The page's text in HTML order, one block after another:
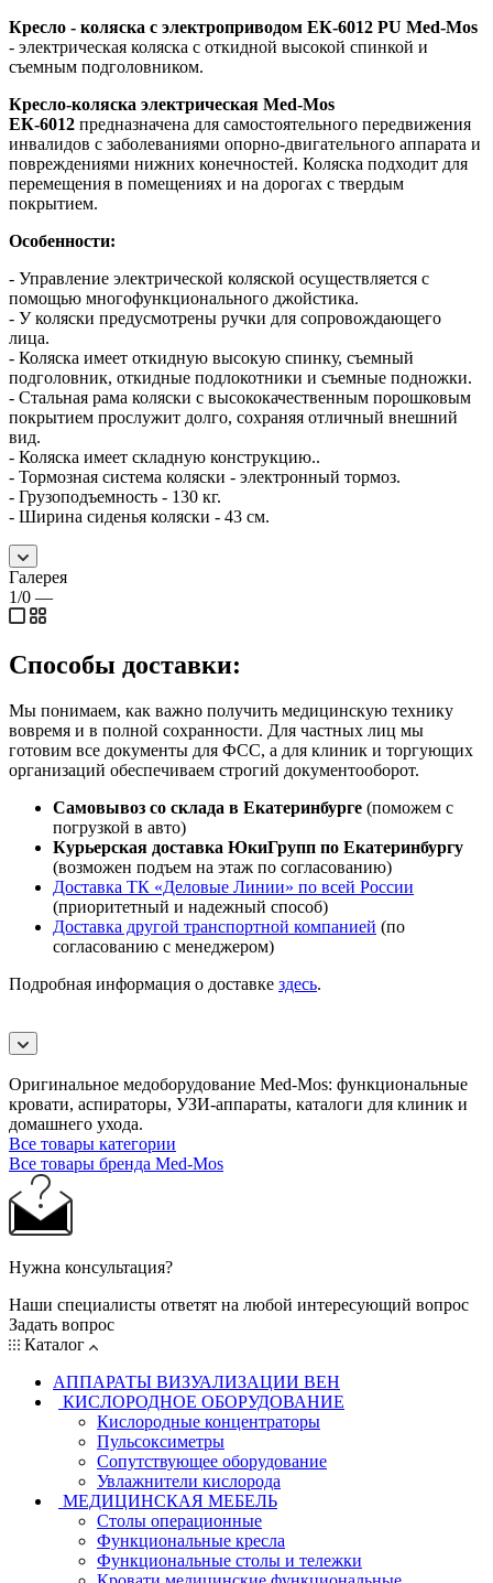
Кресло - коляска с электроприводом ЕК-6012 PU Med-Mos
- электрическая коляска с откидной высокой спинкой и
съемным подголовником.
Кресло-коляска электрическая Med-Mos
ЕК-6012 предназначена для самостоятельного передвижения
инвалидов с заболеваниями опорно-двигательного аппарата и
повреждениями нижних конечностей. Коляска подходит для
перемещения в помещениях и на дорогах с твердым
покрытием.
Особенности:
- Управление электрической коляской осуществляется с
помощью многофункционального джойстика.
- У коляски предусмотрены ручки для сопровождающего
лица.
- Коляска имеет откидную высокую спинку, съемный
подголовник, откидные подлокотники и съемные подножки.
- Стальная рама коляски с высококачественным порошковым
покрытием прослужит долго, сохраняя отличный внешний
вид.
- Коляска имеет складную конструкцию..
- Тормозная система коляски - электронный тормоз.
- Грузоподъемность - 130 кг.
- Ширина сиденья коляски - 43 см.
Галерея
1/0 —
Способы доставки:
Мы понимаем, как важно получить медицинскую технику
вовремя и в полной сохранности. Для частных лиц мы
готовим все документы для ФСС, а для клиник и торгующих
организаций обеспечиваем строгий документооборот.
Самовывоз со склада в Екатеринбурге (поможем с
погрузкой в авто)
Курьерская доставка ЮкиГрупп по Екатеринбургу
(возможен подъем на этаж по согласованию)
Доставка ТК «Деловые Линии» по всей России
(приоритетный и надежный способ)
Доставка другой транспортной компанией (по
согласованию с менеджером)
Подробная информация о доставке здесь.
Оригинальное медоборудование Med-Mos: функциональные
кровати, аспираторы, УЗИ-аппараты, каталоги для клиник и
домашнего ухода.
Все товары категории
Все товары бренда Med-Mos
Нужна консультация?
Наши специалисты ответят на любой интересующий вопрос
Задать вопрос
Каталог
АППАРАТЫ ВИЗУАЛИЗАЦИИ ВЕН
КИСЛОРОДНОЕ ОБОРУДОВАНИЕ
Кислородные концентраторы
Пульсоксиметры
Сопутствующее оборудование
Увлажнители кислорода
МЕДИЦИНСКАЯ МЕБЕЛЬ
Столы операционные
Функциональные кресла
Функциональные столы и тележки